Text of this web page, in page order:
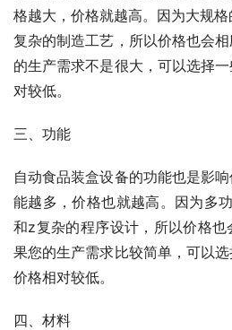
格越大，价格就越高。因为大规
复杂的制造工艺，所以价格也会
的生产需求不是很大，可以选择
对较低。
三、功能
自动食品装盒设备的功能也是影
能越多，价格也就越高。因为多
和z复杂的程序设计，所以价格
果您的生产需求比较简单，可以
价格相对较低。
四、材料